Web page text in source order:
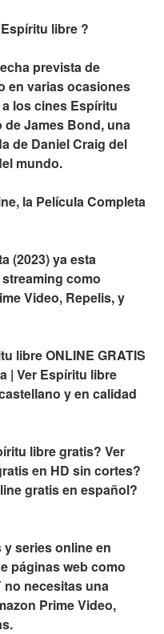
libre ?
prevista de
en varias ocasiones
los cines Espíritu
de James Bond, una
de Daniel Craig del
mundo.
la Película Completa
(2023) ya esta
como
Video, Repelis, y
libre ONLINE GRATIS
| Ver Espíritu libre
y en calidad
libre gratis? Ver
en HD sin cortes?
gratis en español?
series online en
páginas web como
no necesitas una
Prime Video,